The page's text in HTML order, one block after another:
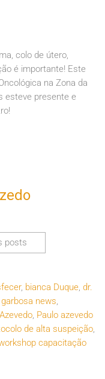
colo de útero,
é importante! Este
na Zona da
esteve presente e
posts
, bianca Duque, dr.
garbosa news,
, Paulo azevedo
de alta suspeição,
capacitação